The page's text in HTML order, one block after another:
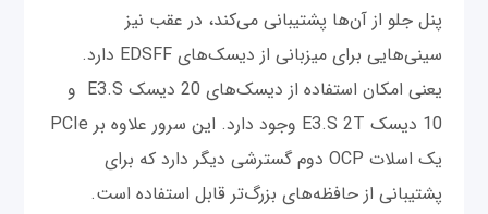
پنل جلو از آن‌ها پشتیبانی می‌کند، در عقب نیز
سینی‌هایی برای میزبانی از دیسک‌های EDSFF دارد.
یعنی امکان استفاده از دیسک‌های 20 دیسک E3.S و
10 دیسک E3.S 2T وجود دارد. این سرور علاوه بر PCIe
یک اسلات OCP دوم گسترشی دیگر دارد که برای
پشتیبانی از حافظه‌های بزرگ‌تر قابل استفاده است.